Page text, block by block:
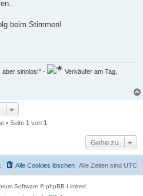
beim Stimmen!
aber sinnlos!" -
Verkäufer am Tag,
• Seite 1 von 1
Gehe zu
Alle Zeiten sind UTC
Alle Cookies löschen
Software © phpBB Limited